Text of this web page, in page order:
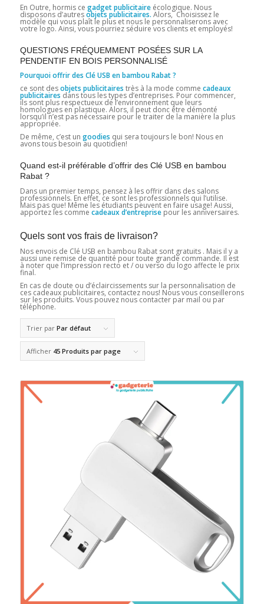
En Outre, hormis ce gadget publicitaireécologique. Nous
disposons d’autresobjets publicitaires. Alors, Choisissez le
modèle qui vous plaît le plus et nous le personnaliserons avec
votre logo. Ainsi, vous pourriez séduire vos clients et employés!
QUESTIONS FRÉQUEMMENT POSÉES SUR LA
PENDENTIF EN BOIS PERSONNALISÉ
Pourquoi offrir des Clé USB en bambou Rabat ?
ce sont desobjets publicitaires très à la mode comme cadeaux
publicitaires dans tous les types d’entreprises. Pour commencer,
ils sont plus respectueux de l’environnement que leurs
homologues en plastique. Alors, il peut donc être démonté
lorsqu’il n’est pas nécessaire pour le traiter de la manière la plus
appropriée.
De même, c’est un goodies qui sera toujours le bon! Nous en
avons tous besoin au quotidien!
Quand est-il préférable d’offrir des Clé USB en bambou
Rabat ?
Dans un premier temps, pensez à les offrir dans des salons
professionnels. En effet, ce sont les professionnels qui l’utilise.
Mais pas que! Même les étudiants peuvent en faire usage! Aussi,
apportez les comme cadeaux d’entreprise pour les anniversaires.
Quels sont vos frais de livraison?
Nos envois de Clé USB en bambou Rabat sont gratuits . Mais il y a
aussi une remise de quantité pour toute grande commande. Il est
à noter que l’impression recto et / ou verso du logo affecte le prix
final.
En cas de doute ou d’éclaircissements sur la personnalisation de
ces cadeaux publicitaires, contactez nous! Nous vous conseillerons
sur les produits. Vous pouvez nous contacter par mail ou par
téléphone.
Trier par Par défaut
Afficher 45 Produits par page